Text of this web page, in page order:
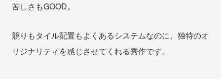
苦しさもGOOD。
競りもタイル配置もよくあるシステムなのに、独特のオ
リジナリティを感じさせてくれる秀作です。